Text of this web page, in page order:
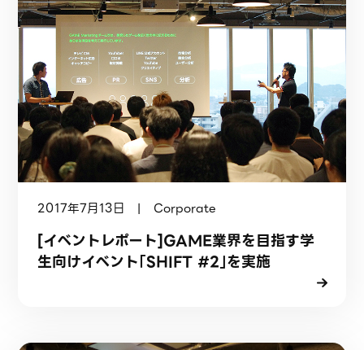
2017年7月13日 | Corporate
[イベントレポート]GAME業界を目指す学
生向けイベント「SHIFT #2」を実施